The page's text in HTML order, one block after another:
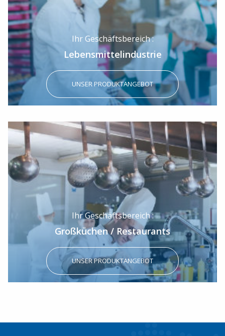
Ihr Geschäftsbereich :
Lebensmittelindustrie
UNSER PRODUKTANGEBOT
Ihr Geschäftsbereich :
Großküchen / Restaurants
UNSER PRODUKTANGEBOT